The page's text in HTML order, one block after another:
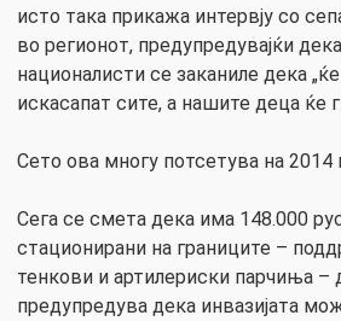
исто така прикажа интервју со
во регионот, предупредувајќи
националисти се заканиле дека „ќе
искасапат сите, а нашите деца ќе
Сето ова многу потсетува на 2014
Сега се смета дека има 148.000
стационирани на границите –
тенкови и артилериски парчиња –
предупредува дека инвазијата